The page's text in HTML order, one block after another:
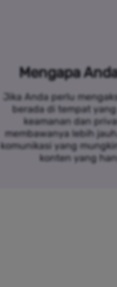
Mengapa
Jika Anda perlu
berada di tempat
keamanan dan
membawanya lebih
komunikasi yang
konten yang